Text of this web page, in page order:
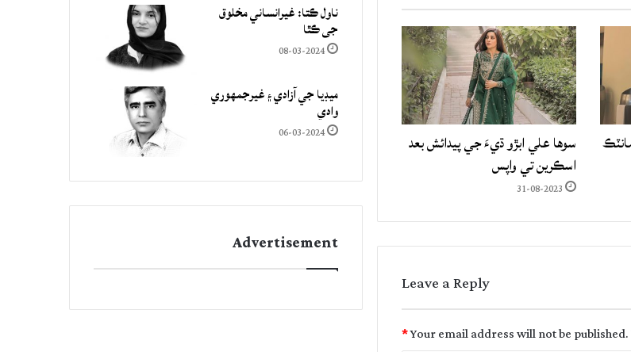
سوها علي ابڙو ڌيءَ جي پيدائش بعد
اسڪرين تي واپس
31-08-2023
Leave a Reply
Your email address will not be published.
*
ناول ڪتا: غيرانساني مخلوق
جي ڪٿا
08-03-2024
ميڊيا جي آزادي ۽ غيرجمھوري
وادي
06-03-2024
Advertisement